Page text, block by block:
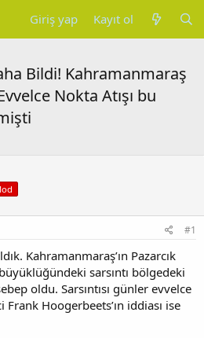
Giriş yap Kayıt ol
Bildi! Kahramanmaraş
Nokta Atışı bu
#1
Kahramanmaraş’ın Pazarcık
sarsıntı bölgedeki
oldu. Sarsıntısı günler evvelce
Hoogerbeets’ın iddiası ise